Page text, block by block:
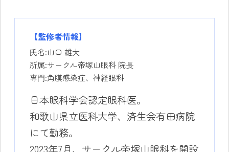
【監修者情報】
⽒名:山口 雄大
所属:サークル帝塚山眼科 院長
専⾨:角膜感染症、神経眼科
日本眼科学会認定眼科医。
和歌山県立医科大学、済生会有田病院
にて勤務。
2023年7月、サークル帝塚山眼科を開設